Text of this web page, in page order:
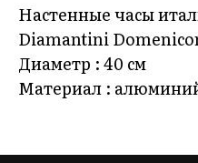
Настенные часы
Diamantini
Диаметр : 40 см
Материал :